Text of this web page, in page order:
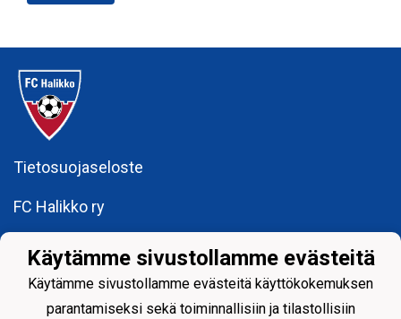
Tietosuojaseloste
FC Halikko ry
y-tunnus: 1755429 - 6
Käytämme sivustollamme evästeitä
Käytämme sivustollamme evästeitä käyttökokemuksen
parantamiseksi sekä toiminnallisiin ja tilastollisiin